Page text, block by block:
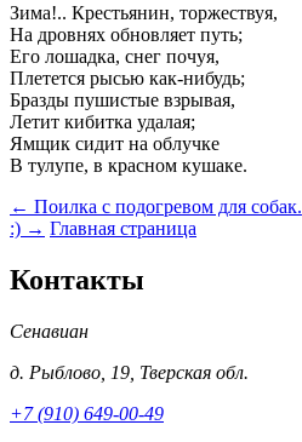
Зима!.. Крестьянин, торжествуя,
На дровнях обновляет путь;
Его лошадка, снег почуя,
Плетется рысью как-нибудь;
Бразды пушистые взрывая,
Летит кибитка удалая;
Ямщик сидит на облучке
В тулупе, в красном кушаке.
← Поилка с подогревом для собак.
:) → Главная страница
Контакты
Сенавиан
д. Рыблово 19 Тверская обл.
+7 (910) 649-00-49